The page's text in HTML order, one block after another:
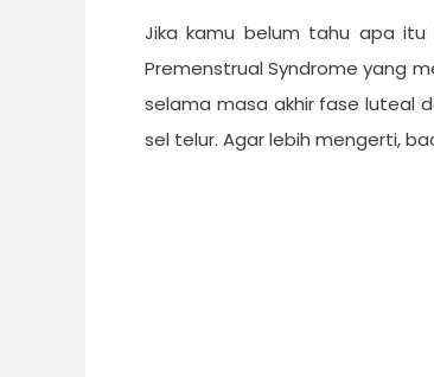
Jika kamu belum tahu apa itu
Premenstrual Syndrome yang
selama masa akhir fase luteal
sel telur. Agar lebih mengerti,